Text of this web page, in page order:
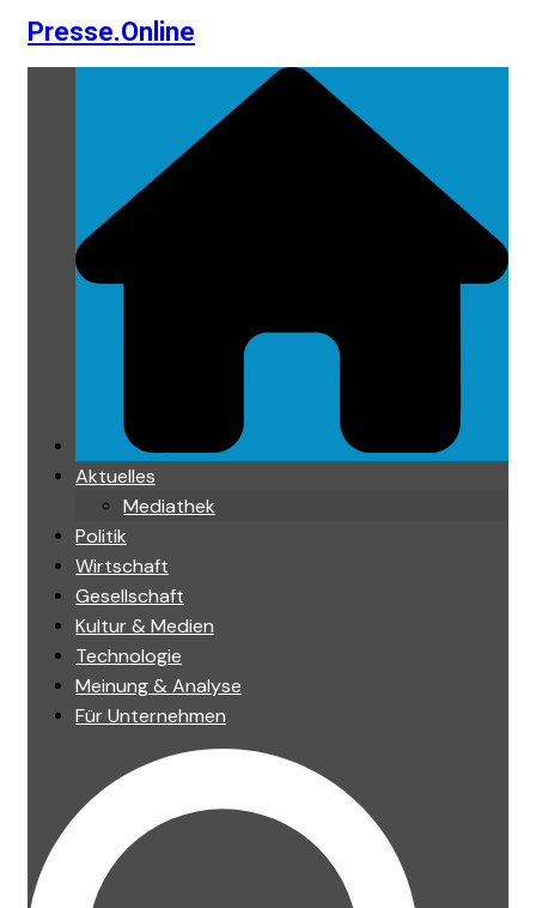
SkipPresse.Online
Aktuelles
Mediathek
Politik
Wirtschaft
Gesellschaft
Kultur & Medien
Technologie
Meinung & Analyse
Für Unternehmen